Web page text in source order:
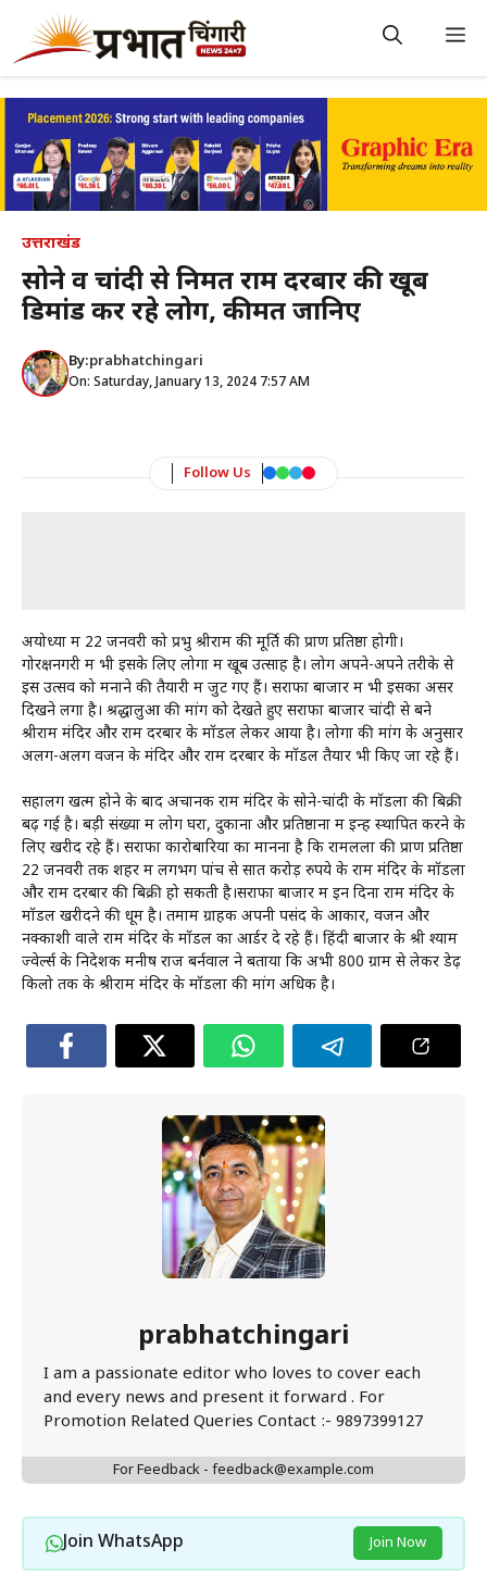
content
उत्तराखंड
सोने व चांदी से निर्मित राम दरबार की खूब
डिमांड कर रहे लोग, कीमत जानिए
By:prabhatchingari
On: Saturday, January 13, 2024 7:57 AM
Follow Us
अयोध्या में 22 जनवरी को प्रभु श्रीराम की मूर्ति की प्राण प्रतिष्ठा होगी।
गोरक्षनगरी में भी इसके लिए लोगों में खूब उत्साह है। लोग अपने-अपने तरीके से
इस उत्सव को मनाने की तैयारी में जुट गए हैं। सराफा बाजार में भी इसका असर
दिखने लगा है। श्रद्धालुओं की मांग को देखते हुए सराफा बाजार चांदी से बने
श्रीराम मंदिर और राम दरबार के मॉडल लेकर आया है। लोगों की मांग के अनुसार
अलग-अलग वजन के मंदिर और राम दरबार के मॉडल तैयार भी किए जा रहे हैं।
सहालग खत्म होने के बाद अचानक राम मंदिर के सोने-चांदी के मॉडलों की बिक्री
बढ़ गई है। बड़ी संख्या में लोग घरों, दुकानों और प्रतिष्ठानों में इन्हें स्थापित करने के
लिए खरीद रहे हैं। सराफा कारोबारियों का मानना है कि रामलला की प्राण प्रतिष्ठा
22 जनवरी तक शहर में लगभग पांच से सात करोड़ रुपये के राम मंदिर के मॉडलों
और राम दरबार की बिक्री हो सकती है।सराफा बाजार में इन दिनों राम मंदिर के
मॉडल खरीदने की धूम है। तमाम ग्राहक अपनी पसंद के आकार, वजन और
नक्काशी वाले राम मंदिर के मॉडल का आर्डर दे रहे हैं। हिंदी बाजार के श्री श्याम
ज्वेर्ल्स के निदेशक मनीष राज बर्नवाल ने बताया कि अभी 800 ग्राम से लेकर डेढ़
किलो तक के श्रीराम मंदिर के मॉडलों की मांग अधिक है।
prabhatchingari
I am a passionate editor who loves to cover each
and every news and present it forward . For
Promotion Related Queries Contact :- 9897399127
For Feedback - feedback@example.com
Join WhatsApp Join Now